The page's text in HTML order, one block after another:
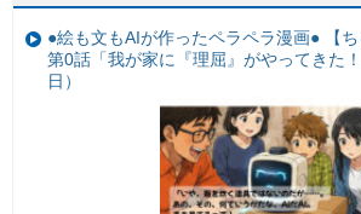
●絵も文もAIが作ったペラペラ漫画● 【ち
第0話「我が家に『理屈』がやってきた
日）